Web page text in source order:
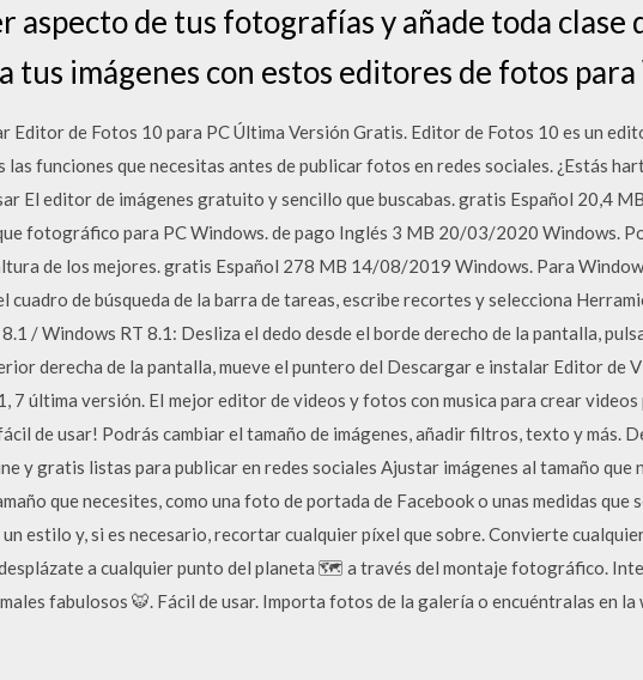
aspecto de tus fotografías y añade toda clase
tus imágenes con estos editores de fotos
Editor de Fotos 10 para PC Última Versión Gratis. Editor de Fotos 10 es un
funciones que necesitas antes de publicar fotos en redes sociales. ¿Estás
El editor de imágenes gratuito y sencillo que buscabas. gratis Español 20,4
fotográfico para PC Windows. de pago Inglés 3 MB 20/03/2020 Windows.
de los mejores. gratis Español 278 MB 14/08/2019 Windows. Para
cuadro de búsqueda de la barra de tareas, escribe recortes y selecciona
/ Windows RT 8.1: Desliza el dedo desde el borde derecho de la pantalla,
derecha de la pantalla, mueve el puntero del Descargar e instalar Editor de
7 última versión. EI mejor editor de videos y fotos con musica para crear
de usar! Podrás cambiar el tamaño de imágenes, añadir filtros, texto y más.
y gratis listas para publicar en redes sociales Ajustar imágenes al tamaño que
que necesites, como una foto de portada de Facebook o unas medidas que
estilo y, si es necesario, recortar cualquier píxel que sobre. Convierte
a cualquier punto del planeta 🗺️ a través del montaje fotográfico.
fabulosos 🐯. Fácil de usar. Importa fotos de la galería o encuéntralas en la